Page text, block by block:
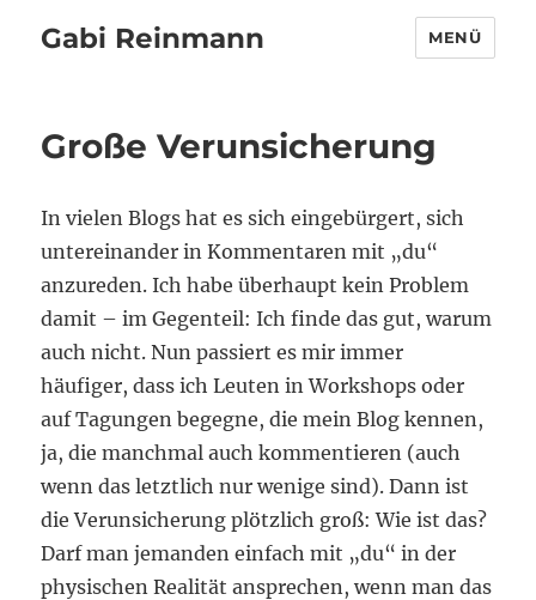
Gabi Reinmann MENÜ
Große Verunsicherung
In vielen Blogs hat es sich eingebürgert, sich
untereinander in Kommentaren mit „du“
anzureden. Ich habe überhaupt kein Problem
damit – im Gegenteil: Ich finde das gut, warum
auch nicht. Nun passiert es mir immer
häufiger, dass ich Leuten in Workshops oder
auf Tagungen begegne, die mein Blog kennen,
ja, die manchmal auch kommentieren (auch
wenn das letztlich nur wenige sind). Dann ist
die Verunsicherung plötzlich groß: Wie ist das?
Darf man jemanden einfach mit „du“ in der
physischen Realität ansprechen, wenn man das